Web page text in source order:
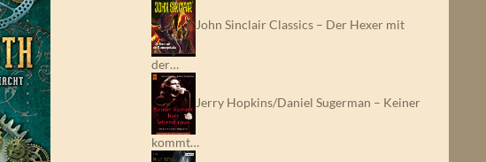
John Sinclair Classics – Der Hexer mit
der…
Jerry Hopkins/Daniel Sugerman – Keiner
kommt…